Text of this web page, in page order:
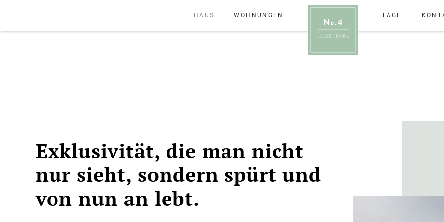
HAUS WOHNUNGEN LAGE
Exklusivität, die man nicht
nur sieht, sondern spürt und
von nun an lebt.